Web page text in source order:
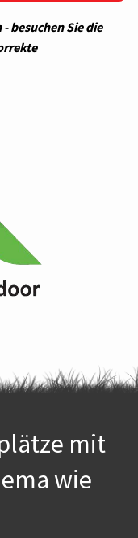
besuchen Sie die
mit
wie